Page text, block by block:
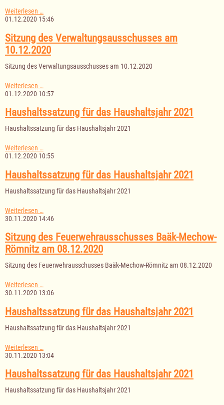
Weiterlesen …Zweite
erneute
Auslegung
3.
Änderung
Plan
B-
Plan
3
01.12.2020 15:46
Sitzung des Verwaltungsausschusses am
10.12.2020
Sitzung des Verwaltungsausschusses am 10.12.2020
Weiterlesen …
des
am
10.12.2020
01.12.2020 10:57
Haushaltssatzung für das Haushaltsjahr 2021
Haushaltssatzung für das Haushaltsjahr 2021
Weiterlesen …Haushaltssatzung
für
Haushaltsjahr
2021
01.12.2020 10:55
Haushaltssatzung für das Haushaltsjahr 2021
Haushaltssatzung für das Haushaltsjahr 2021
Weiterlesen …
für
Haushaltsjahr
2021
30.11.2020 14:46
Sitzung des Feuerwehrausschusses Baäk-Mechow-
Römnitz am 08.12.2020
Sitzung des Feuerwehrausschusses Baäk-Mechow-Römnitz am 08.12.2020
Weiterlesen …
des
Baäk-
Mechow-
Römnitz
am
30.11.2020 13:06
Haushaltssatzung für das Haushaltsjahr 2021
Haushaltssatzung für das Haushaltsjahr 2021
Weiterlesen …
für
Haushaltsjahr
2021
30.11.2020 13:04
Haushaltssatzung für das Haushaltsjahr 2021
Haushaltssatzung für das Haushaltsjahr 2021